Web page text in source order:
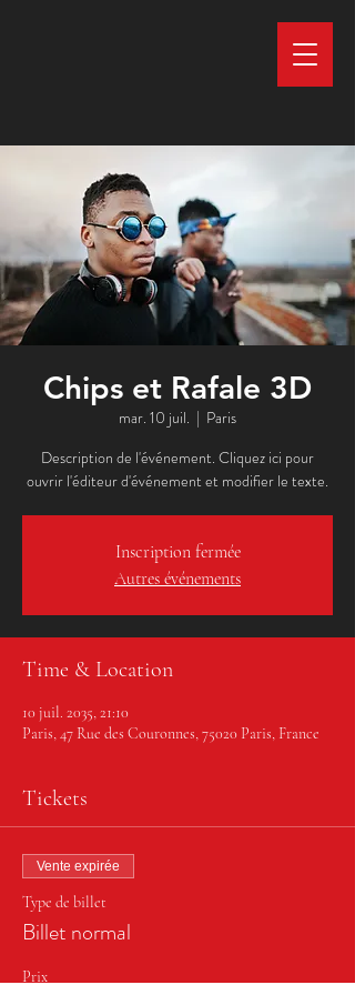
Chips et Rafale 3D
mar. 10 juil.
  |
Paris
Description de l'événement. Cliquez ici pour
ouvrir l'éditeur d'événement et modifier le texte.
Inscription fermée
Autres événements
Time & Location
10 juil. 2035, 21:10
Paris, 47 Rue des Couronnes, 75020 Paris, France
Tickets
Vente expirée
Type de billet
Billet normal
Prix